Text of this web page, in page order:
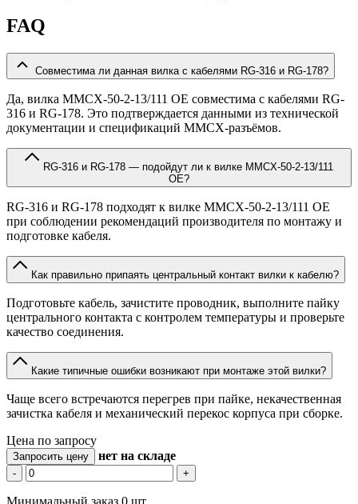
FAQ
Совместима ли данная вилка с кабелями RG-316 и RG-178?
Да, вилка MMCX-50-2-13/111 OE совместима с кабелями RG-
316 и RG-178. Это подтверждается данными из технической
документации и спецификаций MMCX-разъёмов.
OE?
RG-316 и RG-178 подходят к вилке MMCX-50-2-13/111 OE
при соблюдении рекомендаций производителя по монтажу и
подготовке кабеля.
Как правильно припаять центральный контакт вилки к кабелю?
Подготовьте кабель, зачистите проводник, выполните пайку
центрального контакта с контролем температуры и проверьте
качество соединения.
Какие типичные ошибки возникают при монтаже этой вилки?
Чаще всего встречаются перегрев при пайке, некачественная
зачистка кабеля и механический перекос корпуса при сборке.
Цена по запросу
Запросить цену нет на складе
- +